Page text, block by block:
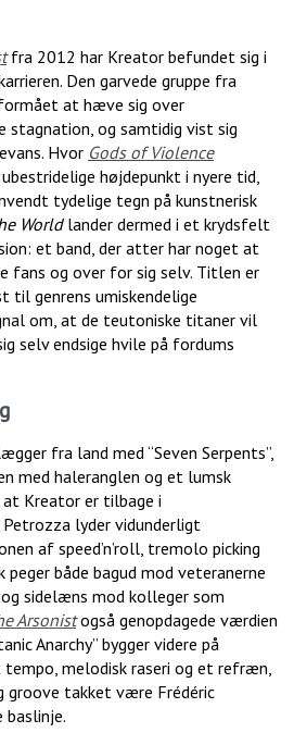
fra 2012 har Kreator befundet sig i
Den garvede gruppe fra
at hæve sig over
stagnation, og samtidig vist sig
Hvor Gods of Violence
højdepunkt i nyere tid,
tydelige tegn på kunstnerisk
Worldlander dermed i et krydsfelt
et band, der atter har noget at
fans og over for sig selv. Titlen er
til genrens umiskendelige
om, at de teutoniske titaner vil
selv endsige hvile på fordums
fra land med “Seven Serpents”,
med haleranglen og et lumsk
Kreator er tilbage i
lyder vidunderligt
af speed’n’roll, tremolo picking
både bagud mod veteranerne
sidelæns mod kolleger som
Arsonistogså genopdagede værdien
Anarchy” bygger videre på
melodisk raseri og et refræn,
groove takket være Frédéric